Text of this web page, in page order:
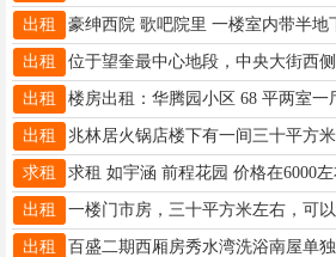
出租
出租
出租
出租
求租 求租 如宇涵 前程花园 价格在6000
出租
出租